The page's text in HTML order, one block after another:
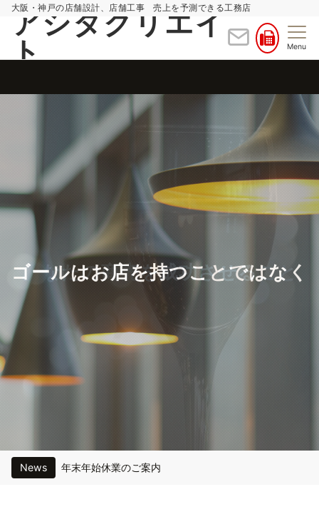
大阪・神戸の店舗設計、店舗工事 売上を予測できる工務店
アシタクリエイ
ト
Menu
ゴールはお店を持つことではなく
あなたの商売を成功させること
News
年末年始休業のご案内